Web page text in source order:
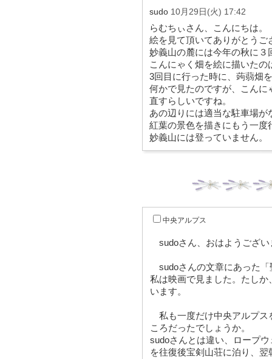
sudo 10月29日(火) 17:42
らむちぃさん、こんにちは。
絵を見て頂いてありがとうご
妙義山の麓には今年の秋に３
こんにゃく畑を絵に描いた
3回目に行った時に、蒟蒻畑
何かで見たのですが、こんに
直すらしいですね。
あの辺りには適当な駐車場
紅葉の景色を描きにもう一度
妙義山には登っていません。
中央アルプス
sudoさん、おはようござい
sudoさんの文章にあった「
私は映画で見ました。たし
います。
私も一度だけ中央アルプス
ころだったでしょうか。
sudoさんとは違い、ロープ
を往復後宝剣山荘に泊り、